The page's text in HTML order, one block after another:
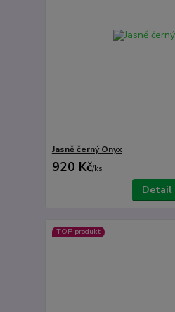
Jasně černý Onyx
920 Kč/ks
Detail
TOP produkt